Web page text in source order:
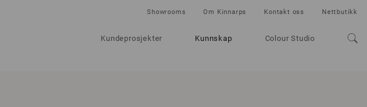
Kundeprosjekter Kunnskap Colour Studio
Showrooms Om Kinnarps Kontakt oss Nettbutikk